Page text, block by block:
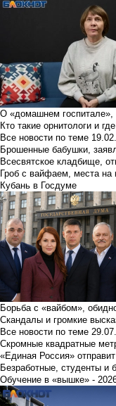
О «домашнем госпитале»,
Кто такие орнитологи и
Все новости по теме
Брошенные бабушки,
Всесвятское кладбище,
Гроб с вайфаем, места на
Кубань в Госдуме
Борьба с «вайбом»,
Скандалы и громкие
Все новости по теме
Скромные квадратные
«Единая Россия»
Безработные, студенты и
Обучение в «вышке» -